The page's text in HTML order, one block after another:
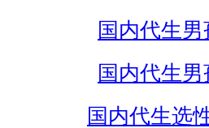
国内代生男
国内代生男
国内代生选